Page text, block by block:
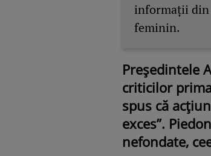
informații
feminin.
Președintele
criticilor
spus că
exces”.
nefondate,